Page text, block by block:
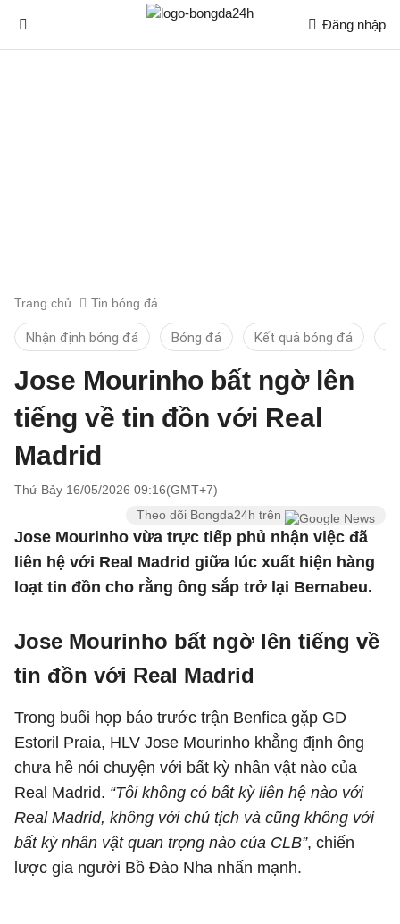
Đăng nhập
Trang chủ Tin bóng đá
Nhận định bóng đá Bóng đá Kết quả bóng đá
Jose Mourinho bất ngờ lên
tiếng về tin đồn với Real
Madrid
Thứ Bảy 16/05/2026 09:16(GMT+7)
Theo dõi Bongda24h trên
Jose Mourinho vừa trực tiếp phủ nhận việc đã
liên hệ với Real Madrid giữa lúc xuất hiện hàng
loạt tin đồn cho rằng ông sắp trở lại Bernabeu.
Jose Mourinho bất ngờ lên tiếng về
tin đồn với Real Madrid
Trong buổi họp báo trước trận Benfica gặp GD
Estoril Praia, HLV Jose Mourinho khẳng định ông
chưa hề nói chuyện với bất kỳ nhân vật nào của
Real Madrid. “Tôi không có bất kỳ liên hệ nào với
Real Madrid, không với chủ tịch và cũng không với
bất kỳ nhân vật quan trọng nào của CLB”, chiến
lược gia người Bồ Đào Nha nhấn mạnh.